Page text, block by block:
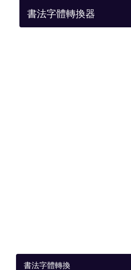
書法字體轉換器
書法字體轉換